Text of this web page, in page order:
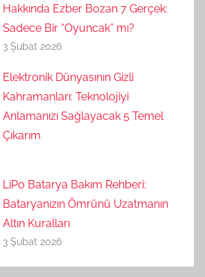
Hakkında Ezber Bozan 7 Gerçek:
Sadece Bir “Oyuncak” mı?
3 Şubat 2026
Elektronik Dünyasının Gizli
Kahramanları: Teknolojiyi
Anlamanızı Sağlayacak 5 Temel
Çıkarım
LiPo Batarya Bakım Rehberi:
Bataryanızın Ömrünü Uzatmanın
Altın Kuralları
3 Şubat 2026